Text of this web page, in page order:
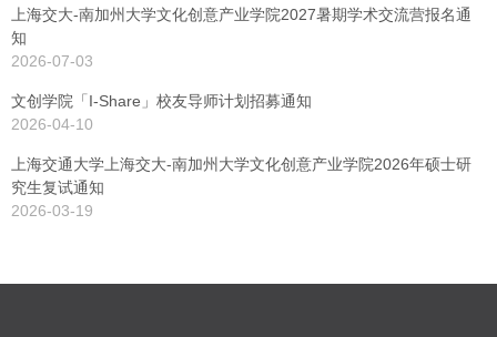
上海交大-南加州大学文化创意产业学院2027暑期学术交流营报名通
知
2026-07-03
文创学院「I-Share」校友导师计划招募通知
2026-04-10
上海交通大学上海交大-南加州大学文化创意产业学院2026年硕士研
究生复试通知
2026-03-19